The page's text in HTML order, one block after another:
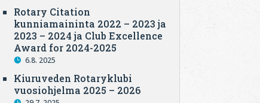
Rotary Citation
kunniamaininta 2022 – 2023 ja
2023 – 2024 ja Club Excellence
Award for 2024-2025
6.8. 2025
Kiuruveden Rotaryklubi
vuosiohjelma 2025 – 2026